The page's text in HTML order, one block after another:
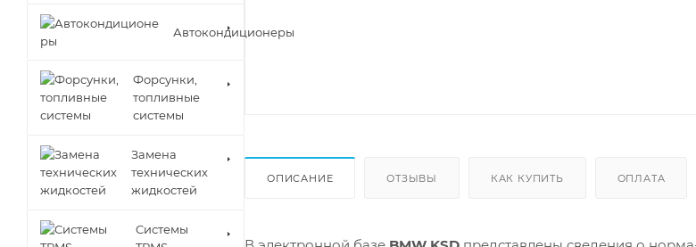
ОПИСАНИЕ ОТЗЫВЫ КАК КУПИТЬ ОПЛАТА
Автокондиционеры
Форсунки,
топливные
системы
Замена
технических
жидкостей
Cистемы